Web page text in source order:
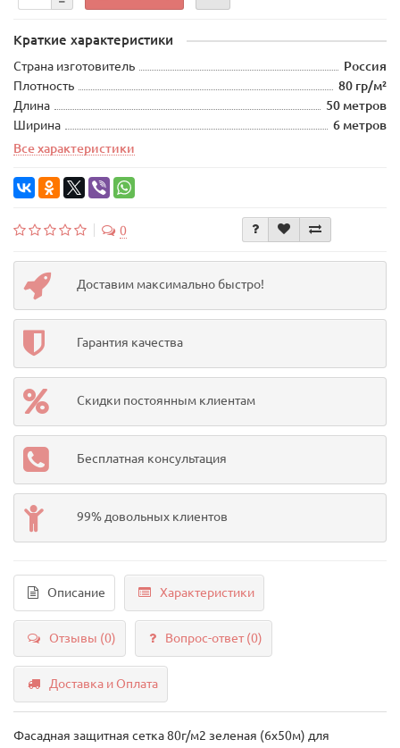
Краткие характеристики
Страна изготовитель
Россия
Плотность
80 гр/м²
Длина
50 метров
Ширина
6 метров
Все характеристики
0
Доставим максимально быстро!
Гарантия качества
Скидки постоянным клиентам
Бесплатная консультация
99% довольных клиентов
Описание Характеристики
Отзывы (0) Вопрос-ответ(0)
Доставка и Оплата
Фасадная защитная сетка 80г/м2 зеленая (6х50м) для